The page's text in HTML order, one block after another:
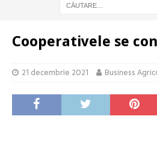
Cooperativele se
21 decembrie 2021 Business